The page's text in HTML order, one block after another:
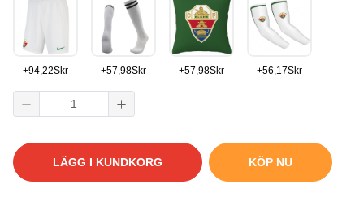
+94,22Skr +57,98Skr +57,98Skr +56,17Skr
LÄGG I KUNDKORG KÖP NU